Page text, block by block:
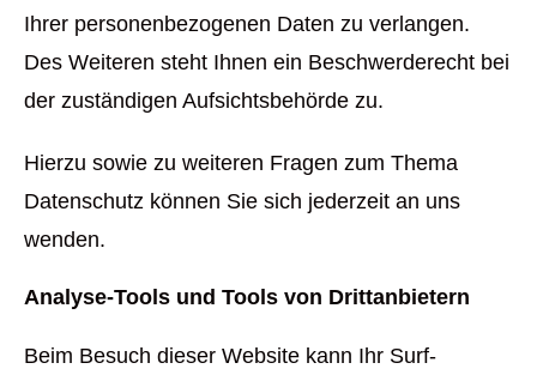
Ihrer personenbezogenen Daten zu verlangen.
Des Weiteren steht Ihnen ein Beschwerderecht bei
der zuständigen Aufsichtsbehörde zu.
Hierzu sowie zu weiteren Fragen zum Thema
Datenschutz können Sie sich jederzeit an uns
wenden.
Analyse-Tools und Tools von Drittanbietern
Beim Besuch dieser Website kann Ihr Surf-